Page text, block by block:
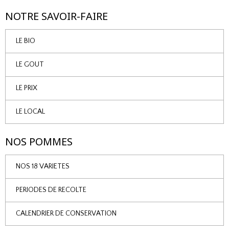
NOTRE SAVOIR-FAIRE
LE BIO
LE GOUT
LE PRIX
LE LOCAL
NOS POMMES
NOS 18 VARIETES
PERIODES DE RECOLTE
CALENDRIER DE CONSERVATION